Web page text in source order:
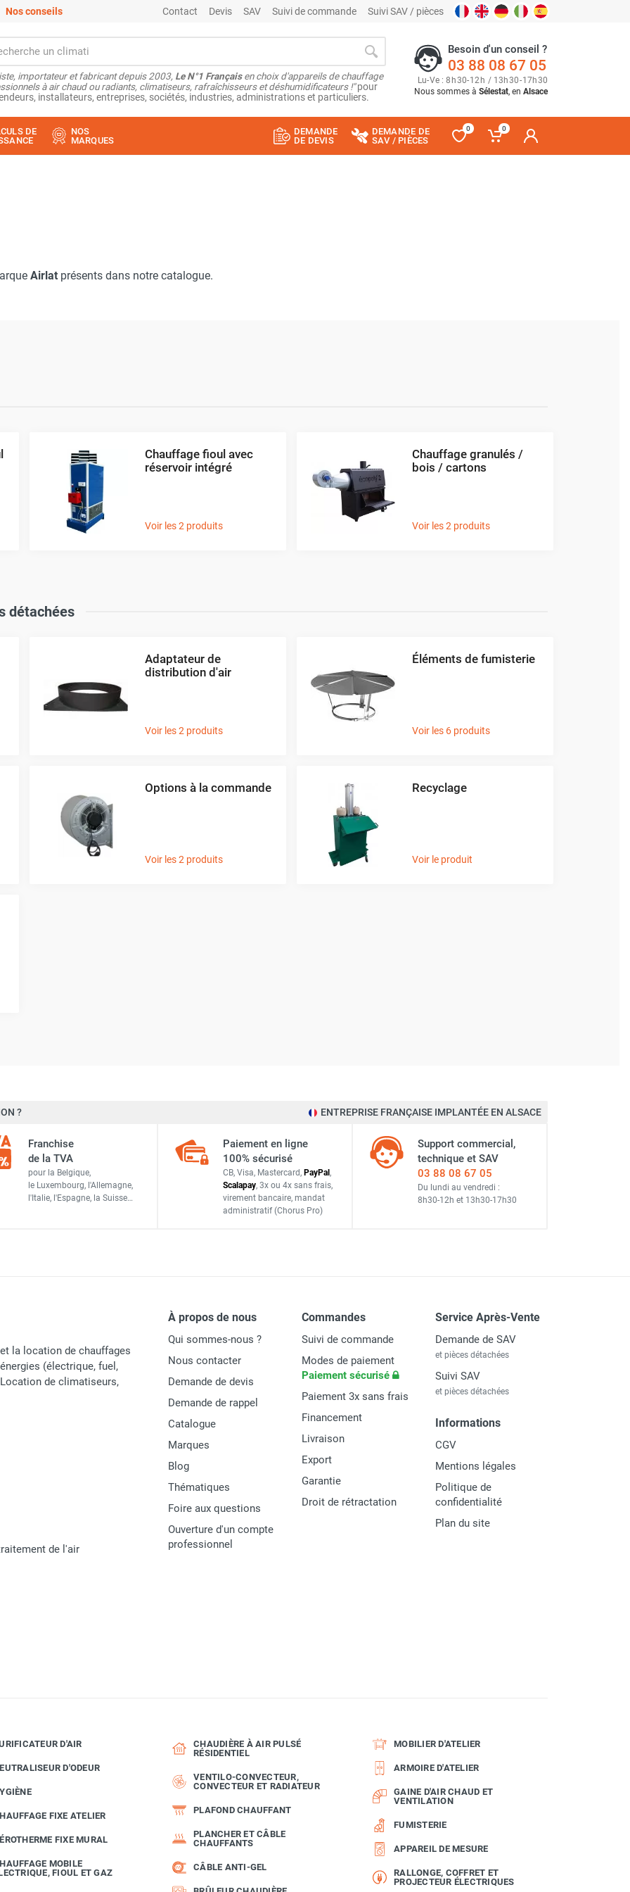
Nos conseils Contact Devis SAV Suivi de commande Suivi SAV / pièces
importateur et fabricant depuis 2003, Le N°1 Françaisen choix d'appareils de chauffage
à air chaud ou radiants, climatiseurs, rafraîchisseurs et déshumidificateurs !"pour
installateurs, entreprises, sociétés, industries, administrations et particuliers.
Besoin d'un conseil ?
03 88 08 67 05
Lu-Ve : 8h30-12h / 13h30-17h30
Nous sommes à Sélestat, en Alsace
DE
NOS
MARQUES
DEMANDE
DE DEVIS
DEMANDE DE
SAV / PIÈCES
0 0
Airlat présents dans notre catalogue.
Chauffage fioul avec
réservoir intégré
Voir les 2 produits
Chauffage granulés /
bois / cartons
Voir les 2 produits
détachées
Adaptateur de
distribution d'air
Voir les 2 produits
Éléments de fumisterie
Voir les 6 produits
Options à la commande
Voir les 2 produits
Recyclage
Voir le produit
? ENTREPRISE FRANÇAISE IMPLANTÉE EN ALSACE
Franchise
de la TVA
pour la Belgique,
le Luxembourg, l'Allemagne,
l'Italie, l'Espagne, la Suisse…
Paiement en ligne
100% sécurisé
CB, Visa, Mastercard, PayPal ,
Scalapay, 3x ou 4x sans frais,
virement bancaire, mandat
administratif (Chorus Pro)
Support commercial,
technique et SAV
03 88 08 67 05
Du lundi au vendredi :
8h30-12h et 13h30-17h30
la location de chauffages
(électrique, fuel,
de climatiseurs,
de l'air
À propos de nous
Qui sommes-nous ?
Nous contacter
Demande de devis
Demande de rappel
Catalogue
Marques
Blog
Thématiques
Foire aux questions
Ouverture d'un compte
professionnel
Commandes
Suivi de commande
Modes de paiement
Paiement sécurisé
Paiement 3x sans frais
Financement
Livraison
Export
Garantie
Droit de rétractation
Service Après-Vente
Demande de SAV
et pièces détachées
Suivi SAV
et pièces détachées
Informations
CGV
Mentions légales
Politique de
confidentialité
Plan du site
D'AIR
D'ODEUR
FIXE ATELIER
FIXE MURAL
MOBILE
FIOUL ET GAZ
CHAUDIÈRE À AIR PULSÉ
RÉSIDENTIEL
VENTILO-CONVECTEUR,
CONVECTEUR ET RADIATEUR
PLAFOND CHAUFFANT
PLANCHER ET CÂBLE
CHAUFFANTS
CÂBLE ANTI-GEL
MOBILIER D'ATELIER
ARMOIRE D'ATELIER
GAINE D'AIR CHAUD ET
VENTILATION
FUMISTERIE
APPAREIL DE MESURE
RALLONGE, COFFRET ET
PROJECTEUR ÉLECTRIQUES